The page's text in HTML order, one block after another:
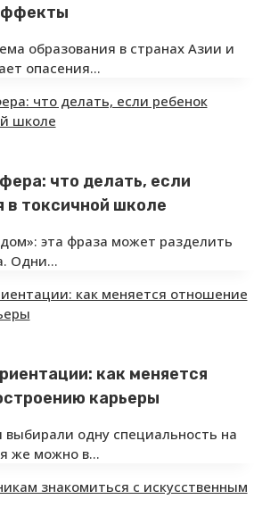
образования в странах Азии и
опасения…
что делать, если
в токсичной школе
эта фраза может разделить
Одни…
как меняется
карьеры
одну специальность на
же можно в…